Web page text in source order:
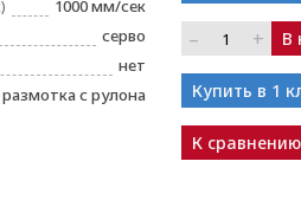
1000 мм/сек
серво
нет
с рулона
– + В
Купить в 1
К сравнению